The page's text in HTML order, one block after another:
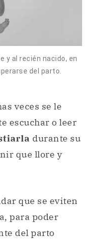
y al recién nacido, en
del parto.
veces se le
escuchar o leer
durante su
que llore y
que se eviten
para poder
del parto